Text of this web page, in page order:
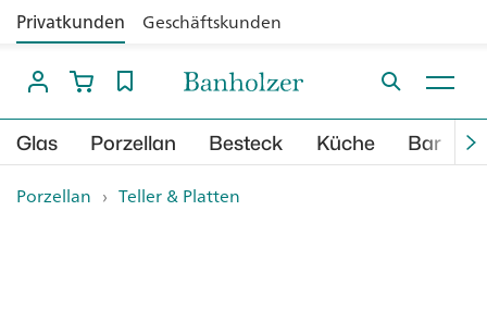
Privatkunden Geschäftskunden
Glas Porzellan Besteck Küche Bar
Porzellan › Teller & Platten